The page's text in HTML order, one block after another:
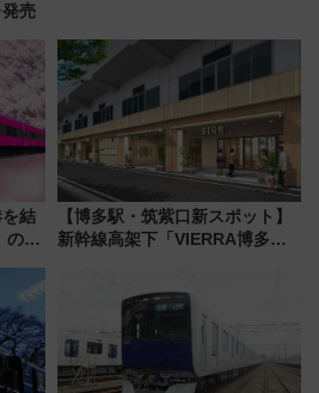
売
結
のコ
【博多駅・筑紫口新スポット】
新幹線高架下「VIERRA博多テ
通り」も一新